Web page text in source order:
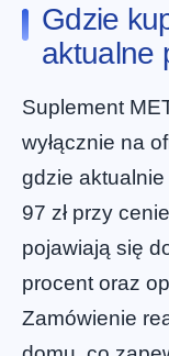
Gdzie
aktualne
Suplement
wyłącznie na
gdzie
97 zł przy
pojawiają się
procent oraz
Zamówienie